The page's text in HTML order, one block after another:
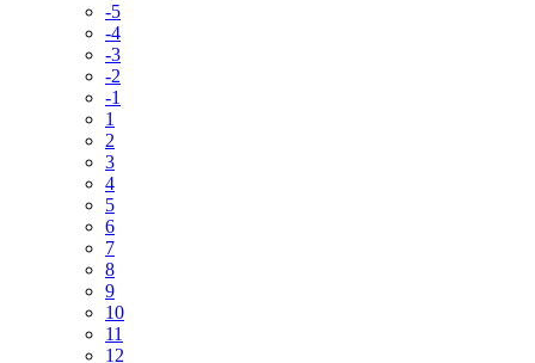
-5
-4
-3
-2
-1
1
2
3
4
5
6
7
8
9
10
11
12